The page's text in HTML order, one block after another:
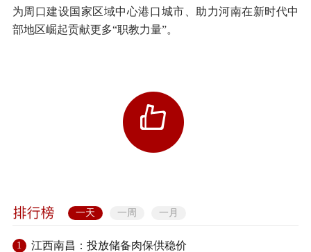
为周口建设国家区域中心港口城市、助力河南在新时代中
部地区崛起贡献更多“职教力量”。
一天 一周 一月
1 江西南昌：投放储备肉保供稳价